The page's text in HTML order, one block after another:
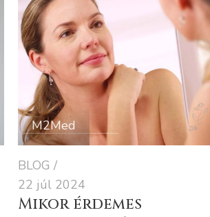
M2Med
BLOG
22 júl 2024
Mikor érdemes